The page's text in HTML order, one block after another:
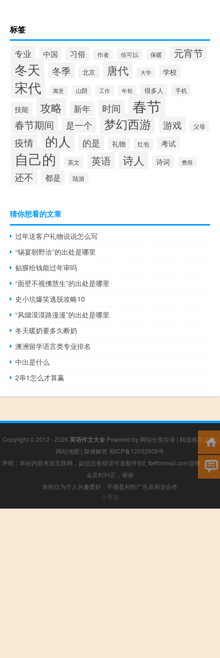
标签
专业 中国 习俗 作者 你可以 保暖 元宵节
冬天 冬季 北京 唐代 大学 学校
宋代 寓意 山阴 工作 年初 很多人 手机
技能 攻略 新年 时间 春节
春节期间 是一个 梦幻西游 游戏 父母
疫情 的人 的是 礼物 红包 考试
自己的 英文 英语 诗人 诗词 费用
还不 都是 陆游
猜你想看的文章
过年送客户礼物说说怎么写
“锡宴朝野洽”的出处是哪里
贴膜给钱能过年审吗
“面壁不视佛慧生”的出处是哪里
史小坑爆笑逃脱攻略10
“风烟漠漠路漫漫”的出处是哪里
冬天暖奶要多久断奶
澳洲留学语言类专业排名
中出是什么
2串1怎么才算赢
Copyright © 2012 - 2026 英语作文大全Powered by 网站分类目录 | 精选推荐文章|
网站地图 | 疑难解答 蜀ICP备12032009号
声明：本站内容来自互联网，如信息有错误可发邮件到f_fb#foxmail.com说明，我们
会及时纠正，谢谢
本站仅为个人兴趣爱好，不接盈利性广告及商业合作
小男孩